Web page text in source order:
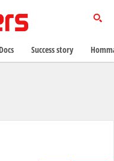
Success story